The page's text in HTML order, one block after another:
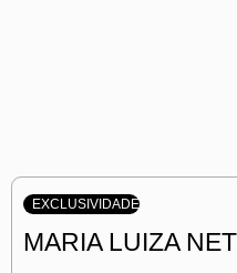
EXCLUSIVIDADE
MARIA LUIZA